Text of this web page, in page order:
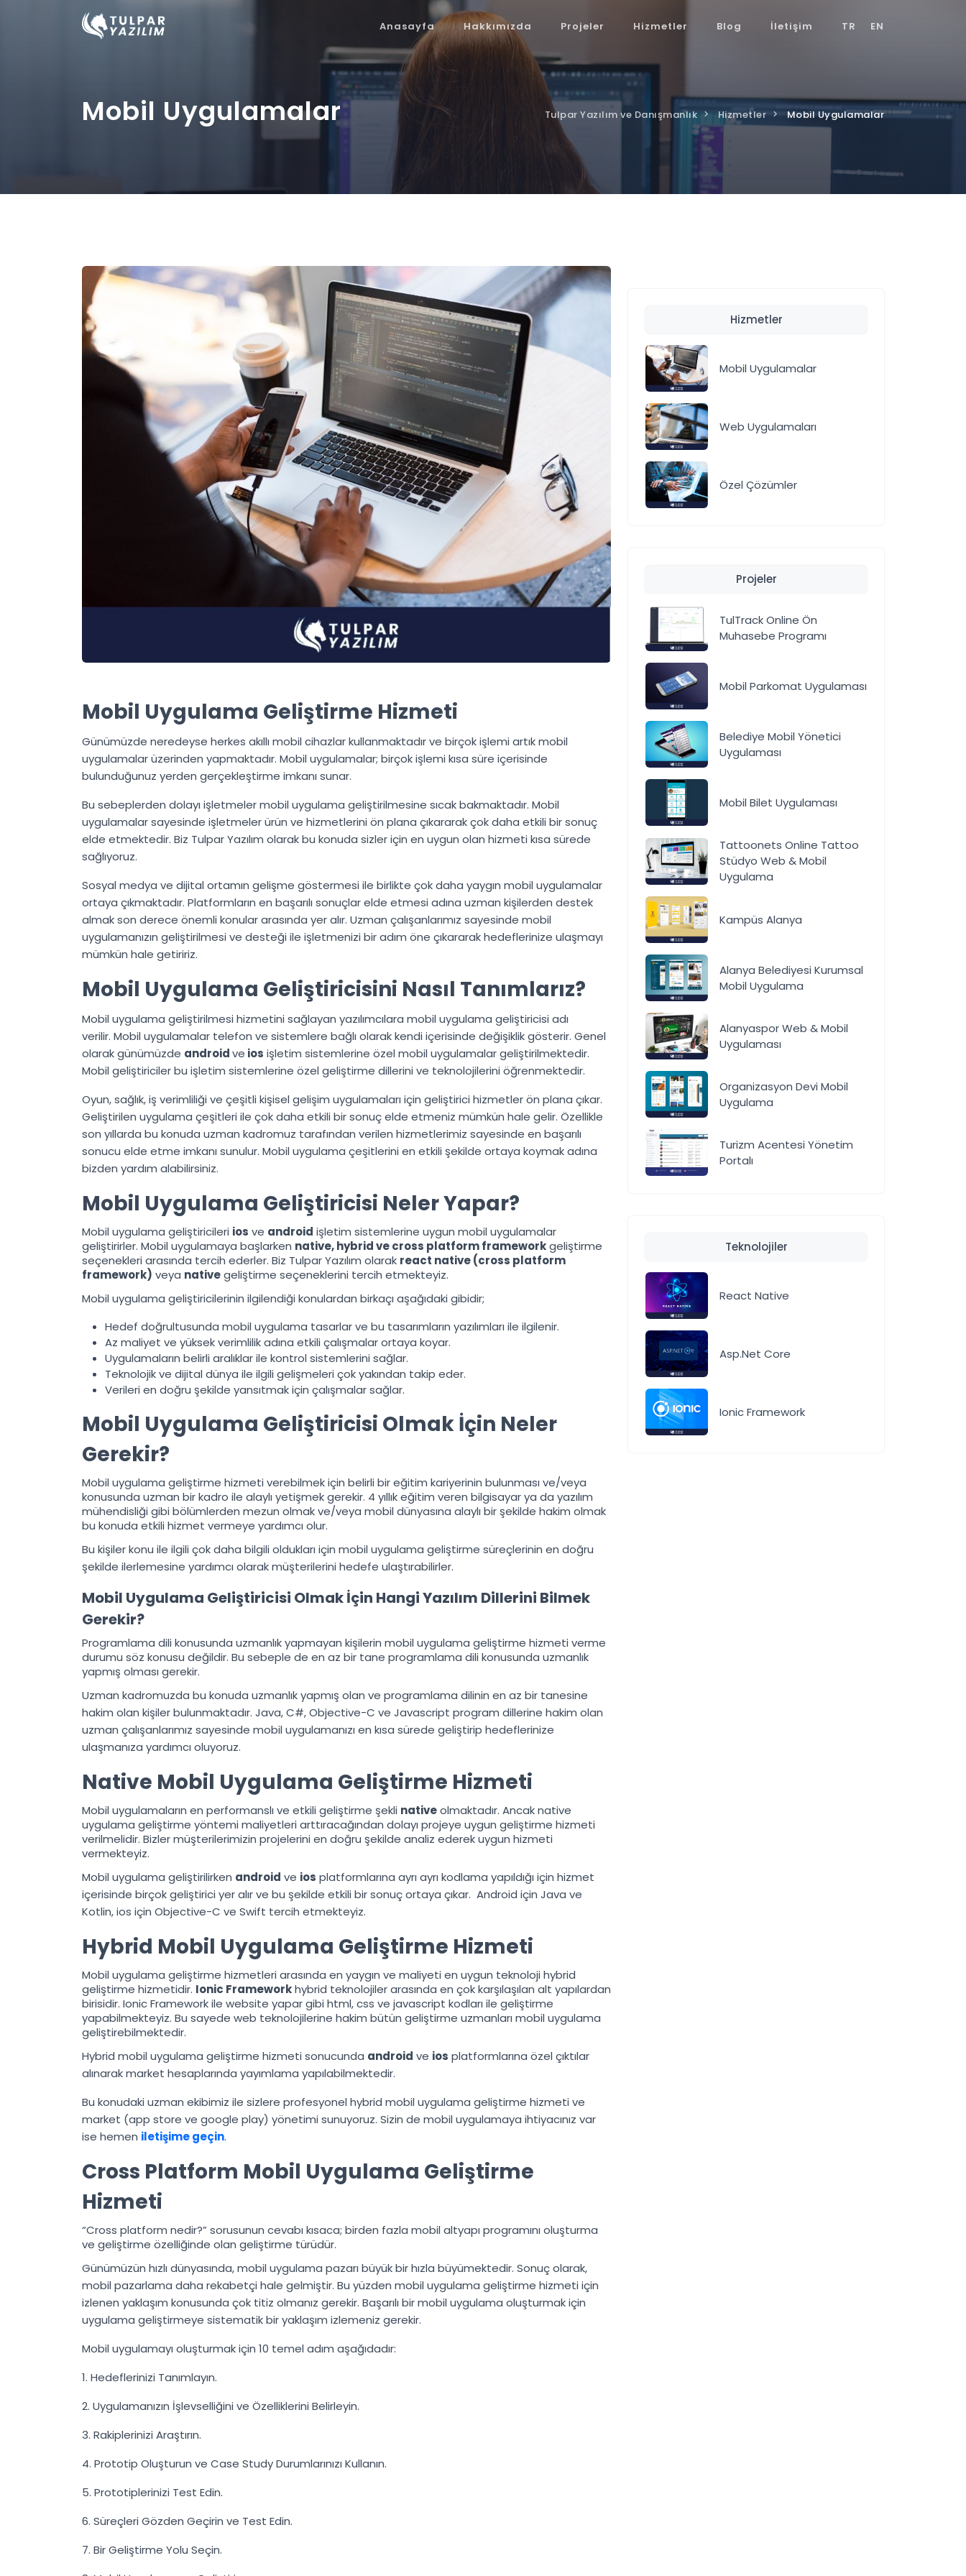
Anasayfa Hakkımızda Projeler Hizmetler Blog İletişim TR EN
Mobil Uygulamalar Tulpar Yazılım ve Danışmanlık Hizmetler Mobil Uygulamalar
Mobil Uygulama Geliştirme Hizmeti
Günümüzde neredeyse herkes akıllı mobil cihazlar kullanmaktadır ve birçok işlemi artık mobil
uygulamalar üzerinden yapmaktadır. Mobil uygulamalar; birçok işlemi kısa süre içerisinde
bulunduğunuz yerden gerçekleştirme imkanı sunar.
Bu sebeplerden dolayı işletmeler mobil uygulama geliştirilmesine sıcak bakmaktadır. Mobil
uygulamalar sayesinde işletmeler ürün ve hizmetlerini ön plana çıkararak çok daha etkili bir sonuç
elde etmektedir. Biz Tulpar Yazılım olarak bu konuda sizler için en uygun olan hizmeti kısa sürede
sağlıyoruz.
Sosyal medya ve dijital ortamın gelişme göstermesi ile birlikte çok daha yaygın mobil uygulamalar
ortaya çıkmaktadır. Platformların en başarılı sonuçlar elde etmesi adına uzman kişilerden destek
almak son derece önemli konular arasında yer alır. Uzman çalışanlarımız sayesinde mobil
uygulamanızın geliştirilmesi ve desteği ile işletmenizi bir adım öne çıkararak hedeflerinize ulaşmayı
mümkün hale getiririz.
Mobil Uygulama Geliştiricisini Nasıl Tanımlarız?
Mobil uygulama geliştirilmesi hizmetini sağlayan yazılımcılara mobil uygulama geliştiricisi adı
verilir. Mobil uygulamalar telefon ve sistemlere bağlı olarak kendi içerisinde değişiklik gösterir. Genel
olarak günümüzde androidve ios işletim sistemlerine özel mobil uygulamalar geliştirilmektedir.
Mobil geliştiriciler bu işletim sistemlerine özel geliştirme dillerini ve teknolojilerini öğrenmektedir.
Oyun, sağlık, iş verimliliği ve çeşitli kişisel gelişim uygulamaları için geliştirici hizmetler ön plana çıkar.
Geliştirilen uygulama çeşitleri ile çok daha etkili bir sonuç elde etmeniz mümkün hale gelir. Özellikle
son yıllarda bu konuda uzman kadromuz tarafından verilen hizmetlerimiz sayesinde en başarılı
sonucu elde etme imkanı sunulur. Mobil uygulama çeşitlerini en etkili şekilde ortaya koymak adına
bizden yardım alabilirsiniz.
Mobil Uygulama Geliştiricisi Neler Yapar?
Mobil uygulama geliştiricileri ios ve android işletim sistemlerine uygun mobil uygulamalar
geliştirirler. Mobil uygulamaya başlarken native, hybrid ve cross platform frameworkgeliştirme
seçenekleri arasında tercih ederler. Biz Tulpar Yazılım olarak react native (cross platform
framework) veya nativegeliştirme seçeneklerini tercih etmekteyiz.
Mobil uygulama geliştiricilerinin ilgilendiği konulardan birkaçı aşağıdaki gibidir;
Hedef doğrultusunda mobil uygulama tasarlar ve bu tasarımların yazılımları ile ilgilenir.
Az maliyet ve yüksek verimlilik adına etkili çalışmalar ortaya koyar.
Uygulamaların belirli aralıklar ile kontrol sistemlerini sağlar.
Teknolojik ve dijital dünya ile ilgili gelişmeleri çok yakından takip eder.
Verileri en doğru şekilde yansıtmak için çalışmalar sağlar.
Mobil Uygulama Geliştiricisi Olmak İçin Neler
Gerekir?
Mobil uygulama geliştirme hizmeti verebilmek için belirli bir eğitim kariyerinin bulunması ve/veya
konusunda uzman bir kadro ile alaylı yetişmek gerekir. 4 yıllık eğitim veren bilgisayar ya da yazılım
mühendisliği gibi bölümlerden mezun olmak ve/veya mobil dünyasına alaylı bir şekilde hakim olmak
bu konuda etkili hizmet vermeye yardımcı olur.
Bu kişiler konu ile ilgili çok daha bilgili oldukları için mobil uygulama geliştirme süreçlerinin en doğru
şekilde ilerlemesine yardımcı olarak müşterilerini hedefe ulaştırabilirler.
Mobil Uygulama Geliştiricisi Olmak İçin Hangi Yazılım Dillerini Bilmek
Gerekir?
Programlama dili konusunda uzmanlık yapmayan kişilerin mobil uygulama geliştirme hizmeti verme
durumu söz konusu değildir. Bu sebeple de en az bir tane programlama dili konusunda uzmanlık
yapmış olması gerekir.
Uzman kadromuzda bu konuda uzmanlık yapmış olan ve programlama dilinin en az bir tanesine
hakim olan kişiler bulunmaktadır. Java, C#, Objective-C ve Javascript program dillerine hakim olan
uzman çalışanlarımız sayesinde mobil uygulamanızı en kısa sürede geliştirip hedeflerinize
ulaşmanıza yardımcı oluyoruz.
Native Mobil Uygulama Geliştirme Hizmeti
Mobil uygulamaların en performanslı ve etkili geliştirme şekli nativeolmaktadır. Ancak native
uygulama geliştirme yöntemi maliyetleri arttıracağından dolayı projeye uygun geliştirme hizmeti
verilmelidir. Bizler müşterilerimizin projelerini en doğru şekilde analiz ederek uygun hizmeti
vermekteyiz.
Mobil uygulama geliştirilirken android ve ios platformlarına ayrı ayrı kodlama yapıldığı için hizmet
içerisinde birçok geliştirici yer alır ve bu şekilde etkili bir sonuç ortaya çıkar. Android için Java ve
Kotlin, ios için Objective-C ve Swift tercih etmekteyiz.
Hybrid Mobil Uygulama Geliştirme Hizmeti
Mobil uygulama geliştirme hizmetleri arasında en yaygın ve maliyeti en uygun teknoloji hybrid
geliştirme hizmetidir. Ionic Frameworkhybrid teknolojiler arasında en çok karşılaşılan alt yapılardan
birisidir. Ionic Framework ile website yapar gibi html, css ve javascript kodları ile geliştirme
yapabilmekteyiz. Bu sayede web teknolojilerine hakim bütün geliştirme uzmanları mobil uygulama
geliştirebilmektedir.
Hybrid mobil uygulama geliştirme hizmeti sonucunda android ve ios platformlarına özel çıktılar
alınarak market hesaplarında yayımlama yapılabilmektedir.
Bu konudaki uzman ekibimiz ile sizlere profesyonel hybrid mobil uygulama geliştirme hizmeti ve
market (app store ve google play) yönetimi sunuyoruz. Sizin de mobil uygulamaya ihtiyacınız var
ise hemen iletişime geçin.
Cross Platform Mobil Uygulama Geliştirme
Hizmeti
“Cross platform nedir?” sorusunun cevabı kısaca; birden fazla mobil altyapı programını oluşturma
ve geliştirme özelliğinde olan geliştirme türüdür.
Günümüzün hızlı dünyasında, mobil uygulama pazarı büyük bir hızla büyümektedir. Sonuç olarak,
mobil pazarlama daha rekabetçi hale gelmiştir. Bu yüzden mobil uygulama geliştirme hizmeti için
izlenen yaklaşım konusunda çok titiz olmanız gerekir. Başarılı bir mobil uygulama oluşturmak için
uygulama geliştirmeye sistematik bir yaklaşım izlemeniz gerekir.
Mobil uygulamayı oluşturmak için 10 temel adım aşağıdadır:
1. Hedeflerinizi Tanımlayın.
2. Uygulamanızın İşlevselliğini ve Özelliklerini Belirleyin.
3. Rakiplerinizi Araştırın.
4. Prototip Oluşturun ve Case Study Durumlarınızı Kullanın.
5. Prototiplerinizi Test Edin.
6. Süreçleri Gözden Geçirin ve Test Edin.
7. Bir Geliştirme Yolu Seçin.
Hizmetler
Mobil Uygulamalar
Web Uygulamaları
Özel Çözümler
Projeler
TulTrack Online Ön
Muhasebe Programı
Mobil Parkomat Uygulaması
Belediye Mobil Yönetici
Uygulaması
Mobil Bilet Uygulaması
Tattoonets Online Tattoo
Stüdyo Web & Mobil
Uygulama
Kampüs Alanya
Alanya Belediyesi Kurumsal
Mobil Uygulama
Alanyaspor Web & Mobil
Uygulaması
Organizasyon Devi Mobil
Uygulama
Turizm Acentesi Yönetim
Portalı
Teknolojiler
React Native
Asp.Net Core
Ionic Framework